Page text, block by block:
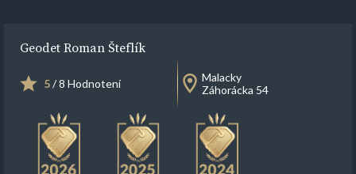
Geodet Roman Šteflík
5/ 8 Hodnotení
Malacky
Záhorácka 54